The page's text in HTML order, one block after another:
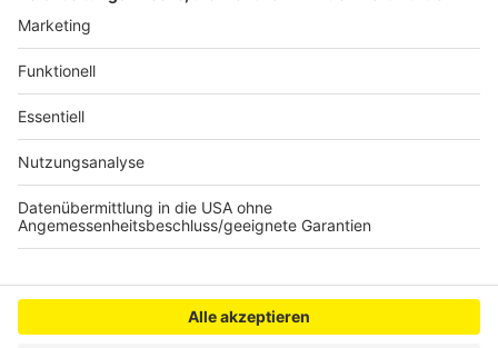
Anzeige